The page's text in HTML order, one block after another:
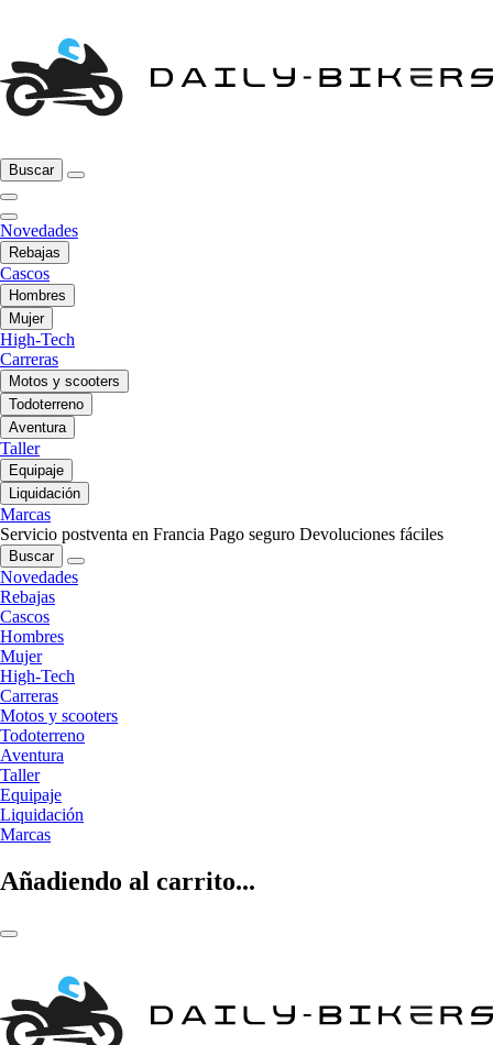
Buscar
Novedades
Rebajas
Cascos
Hombres
Mujer
High-Tech
Carreras
Motos y scooters
Todoterreno
Aventura
Taller
Equipaje
Liquidación
Marcas
Servicio postventa en Francia Pago seguro Devoluciones fáciles
Buscar
Novedades
Rebajas
Cascos
Hombres
Mujer
High-Tech
Carreras
Motos y scooters
Todoterreno
Aventura
Taller
Equipaje
Liquidación
Marcas
Añadiendo al carrito...